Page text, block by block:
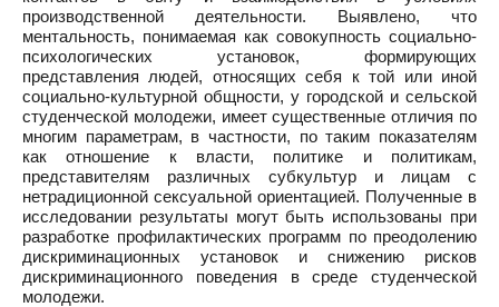
производственной деятельности. Выявлено, что
ментальность, понимаемая как совокупность социально-
психологических установок, формирующих
представления людей, относящих себя к той или иной
социально-культурной общности, у городской и сельской
студенческой молодежи, имеет существенные отличия по
многим параметрам, в частности, по таким показателям
как отношение к власти, политике и политикам,
представителям различных субкультур и лицам с
нетрадиционной сексуальной ориентацией. Полученные в
исследовании результаты могут быть использованы при
разработке профилактических программ по преодолению
дискриминационных установок и снижению рисков
дискриминационного поведения в среде студенческой
молодежи.